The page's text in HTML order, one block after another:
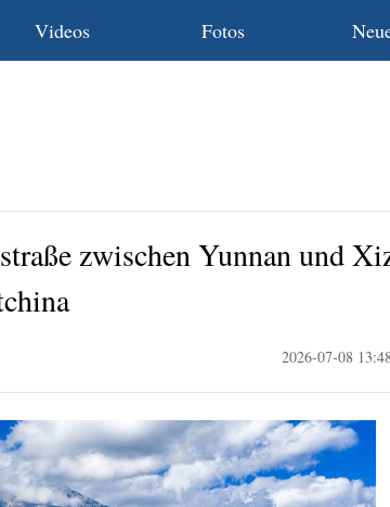
Videos Fotos
zwischen Yunnan und
2026-07-08